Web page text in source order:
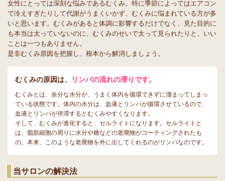
女性にとっては深刻な悩みであるむくみ。特に季節によってはエアコン
で冷えすぎたりして代謝がうまくいかず、むくみに悩まれている方が多
いと思います。むくみがあると体調に影響するだけでなく、見た目的に
も本当は太っていないのに、むくみのせいで太って見られたりと、いい
ことは一つもありません。
是非むくみ原因を把握し、根本から解消しましょう。
むくみの原因は、 リンパの流れの滞りです。
むくみとは、余分な水分が、うまく体内を循環できずに溜まってしまっ
ている状態です。体内の水分は、血液とリンパが循環させているので、
血液とリンパが停滞するとむくみやすくなります。
そして、むくみが進化すると、セルライトになります。セルライトと
は、脂肪細胞の周りに水分や糖などの老廃物がコーティングされたも
の。本来、このような老廃物を外に出してくれるのがリンパなのです。
当サロンの解決法